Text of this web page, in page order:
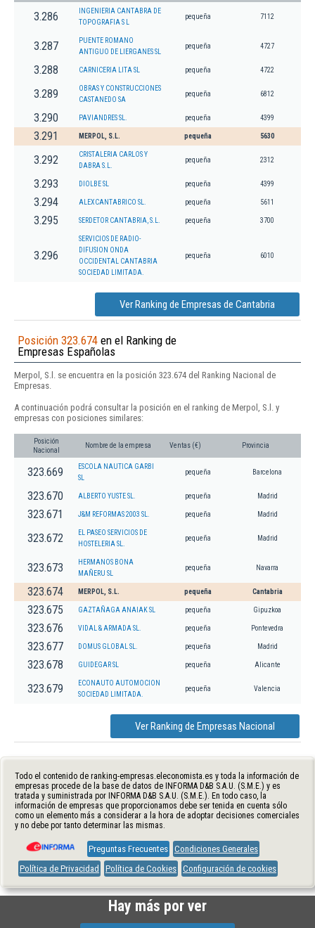
3.286
INGENIERIA CANTABRA DE
TOPOGRAFIA S L
pequeña 7112
3.287
PUENTE ROMANO
ANTIGUO DE LIERGANES SL
pequeña 4727
3.288 CARNICERIA LITA SL pequeña 4722
3.289
OBRAS Y CONSTRUCCIONES
CASTANEDO SA
pequeña 6812
3.290 PAVIANDRES SL. pequeña 4399
3.291 MERPOL, S.L. pequeña 5630
3.292
CRISTALERIA CARLOS Y
DABRA S.L.
pequeña 2312
3.293 DIOLBE SL pequeña 4399
3.294 ALEXCANTABRICO SL. pequeña 5611
3.295 SERDETOR CANTABRIA, S.L. pequeña 3700
3.296
SERVICIOS DE RADIO-
DIFUSION ONDA
OCCIDENTAL CANTABRIA
SOCIEDAD LIMITADA.
pequeña 6010
Ver Ranking de Empresas de Cantabria
Posición 323.674 en el Ranking de
Empresas Españolas
Merpol, S.l. se encuentra en la posición 323.674 del Ranking Nacional de
Empresas.
A continuación podrá consultar la posición en el ranking de Merpol, S.l. y
empresas con posiciones similares:
Posición
Nacional
Nombre de la empresa Ventas (€) Provincia
323.669
ESCOLA NAUTICA GARBI
SL
pequeña Barcelona
323.670 ALBERTO YUSTE SL. pequeña Madrid
323.671 J&M REFORMAS 2003 SL. pequeña Madrid
323.672
EL PASEO SERVICIOS DE
HOSTELERIA SL.
pequeña Madrid
323.673
HERMANOS BONA
MAÑERU SL
pequeña Navarra
323.674 MERPOL, S.L. pequeña Cantabria
323.675 GAZTAÑAGA ANAIAK SL pequeña Gipuzkoa
323.676 VIDAL & ARMADA SL. pequeña Pontevedra
323.677 DOMUS GLOBAL SL. pequeña Madrid
323.678 GUIDEGAR SL pequeña Alicante
323.679
ECONAUTO AUTOMOCION
SOCIEDAD LIMITADA.
pequeña Valencia
Ver Ranking de Empresas Nacional
Todo el contenido de ranking-empresas.eleconomista.es y toda la información de
empresas procede de la base de datos de INFORMA D&B S.A.U. (S.M.E.) y es
tratada y suministrada por INFORMA D&B S.A.U. (S.M.E.). En todo caso, la
información de empresas que proporcionamos debe ser tenida en cuenta sólo
como un elemento más a considerar a la hora de adoptar decisiones comerciales
y no debe por tanto determinar las mismas.
Preguntas Frecuentes Condiciones Generales
Política de Privacidad
Política de Cookies Configuración de cookies
Hay más por ver